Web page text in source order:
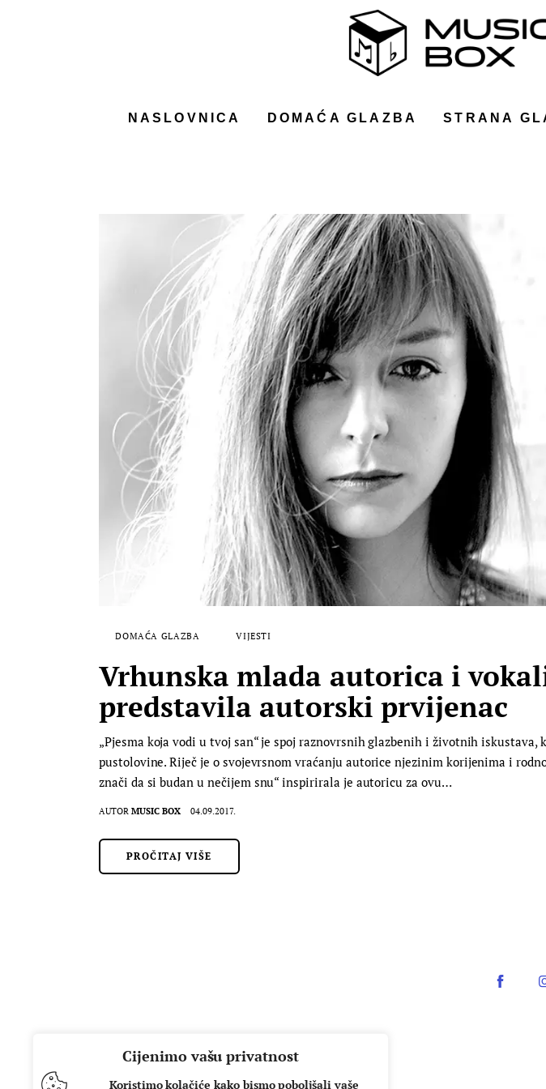
Cijenimo vašu privatnost
Koristimo kolačiće kako bismo poboljšali vaše
NASLOVNICA DOMAĆA GLAZBA STRANA
DOMAĆA GLAZBA VIJESTI
Vrhunska mlada autorica i
predstavila autorski prvijenac
„Pjesma koja vodi u tvoj san“ je spoj raznovrsnih glazbenih i životnih
pustolovine. Riječ je o svojevrsnom vraćanju autorice njezinim korijenima i
znači da si budan u nečijem snu“ inspirirala je autoricu za ovu…
AUTOR MUSIC BOX 04.09.2017.
PROČITAJ VIŠE